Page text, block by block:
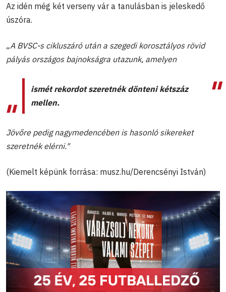
Az idén még két verseny vár a tanulásban is jeleskedő
úszóra.
„A BVSC-s cikluszáró után a szegedi korosztályos rövid
pályás országos bajnokságra utazunk, amelyen
ismét rekordot szeretnék dönteni kétszáz
mellen.
Jövőre pedig nagymedencében is hasonló sikereket
szeretnék elérni."
(Kiemelt képünk forrása: musz.hu/Derencsényi István)